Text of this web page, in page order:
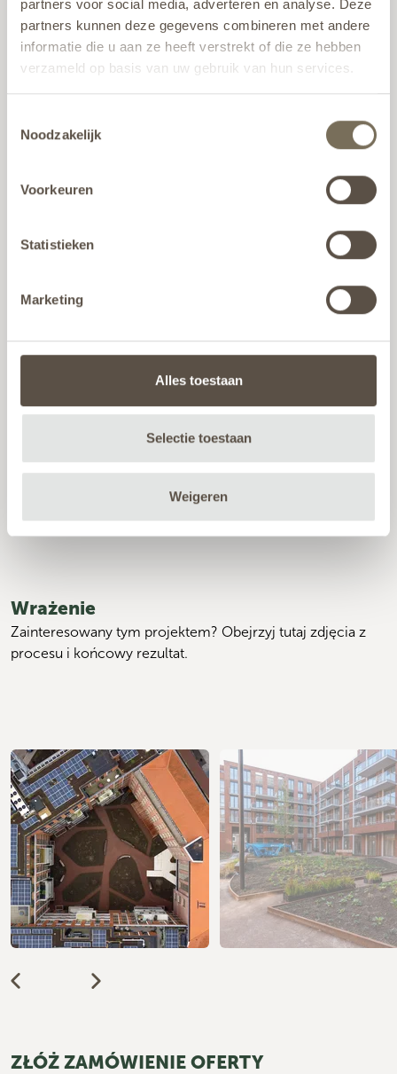
partners voor social media, adverteren en analyse. Deze
partners kunnen deze gegevens combineren met andere
informatie die u aan ze heeft verstrekt of die ze hebben
verzameld op basis van uw gebruik van hun services.
jehier.
Noodzakelijk
Voorkeuren
Statistieken
Marketing
Alles toestaan
Selectie toestaan
Weigeren
"To, co przyciąga mnie do FURNS? Jakość
przemyślane."
Martijn Verberne - Projectleider
Wrażenie
Zainteresowany tym projektem? Obejrzyj tutaj zdjęcia z
procesu i końcowy rezultat.
ZŁÓŻ ZAMÓWIENIE OFERTY